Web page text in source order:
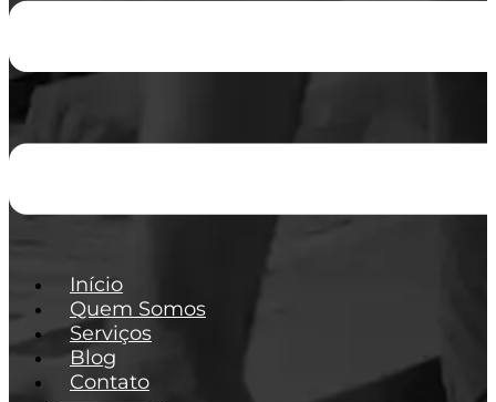
Início
Quem Somos
Serviços
Blog
Contato